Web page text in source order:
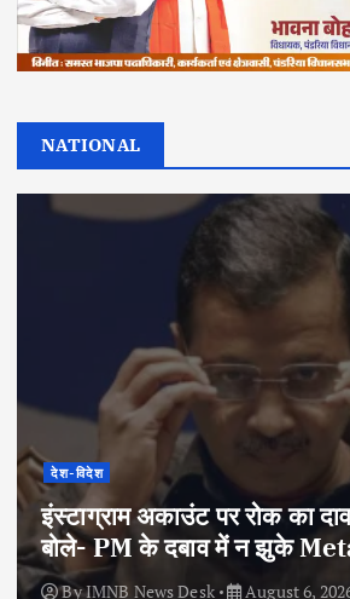
NATIONAL
देश-विदेश
इंस्टाग्राम अकाउंट पर रोक का
बोले- PM के दबाव में न झुके
ByIMNB News Desk August 6,